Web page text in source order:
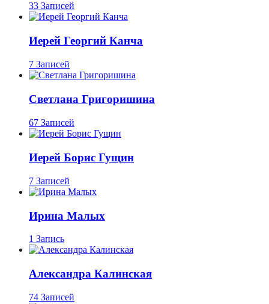
33 Записей
Иерей Георгий Канча
7 Записей
Светлана Григоришина
67 Записей
Иерей Борис Гущин
7 Записей
Ирина Малых
1 Запись
Александра Калинская
74 Записей